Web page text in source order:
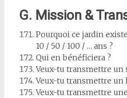
G. Mission &
Pourquoi ce jardin
10 / 50 / 100 / … ans ?
Qui en bénéficiera ?
Veux-tu transmettre un
Veux-tu transmettre un
Veux-tu transmettre